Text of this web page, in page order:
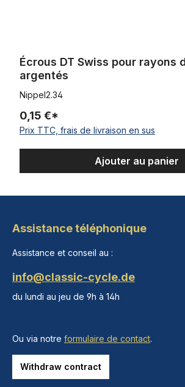
Écrous DT Swiss pour rayons
argentés
Nippel2.34
0,15 €*
Prix TTC, frais de livraison en sus
Ajouter au panier
Assistance téléphonique
Assistance et conseil au :
info@classic-cycle.de
du lundi au jeu de 9h à 14h
Ou via notre formulaire de contact.
Withdraw contract